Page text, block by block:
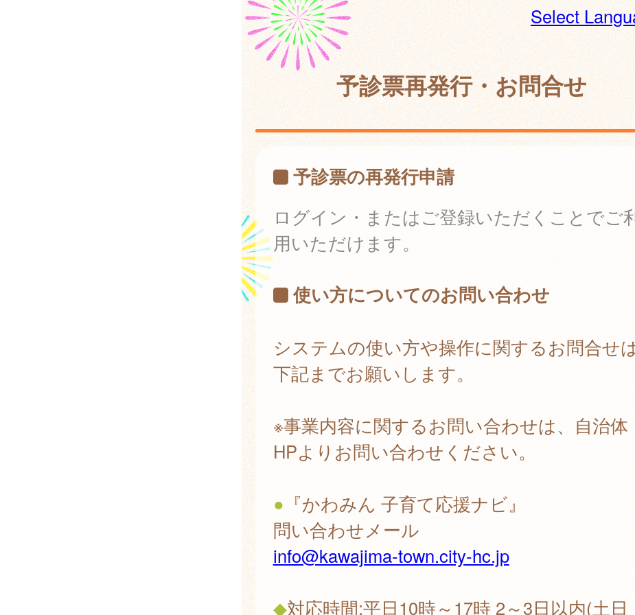
Select
予診票再発行・お問合せ
予診票の再発行申請
ログイン・またはご登録いただくことでご
用いただけます。
使い方についてのお問い合わせ
システムの使い方や操作に関するお問合せ
下記までお願いします。
※事業内容に関するお問い合わせは、自治体
HPよりお問い合わせください。
● 『かわみん 子育て応援ナビ』
問い合わせメール
info@kawajima-town.city-hc.jp
◆対応時間:平日10時～17時 2～3日以内(土日